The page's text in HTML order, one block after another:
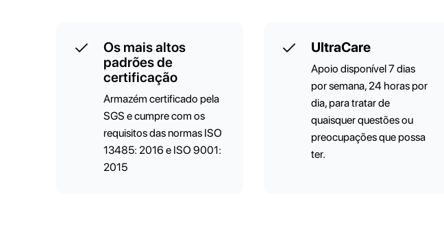
Os mais altos
padrões de
certificação
Armazém certificado pela
SGS e cumpre com os
requisitos das normas ISO
13485: 2016 e ISO 9001:
2015
UltraCare
Apoio disponível 7 dias
por semana, 24 horas por
dia, para tratar de
quaisquer questões ou
preocupações que possa
ter.